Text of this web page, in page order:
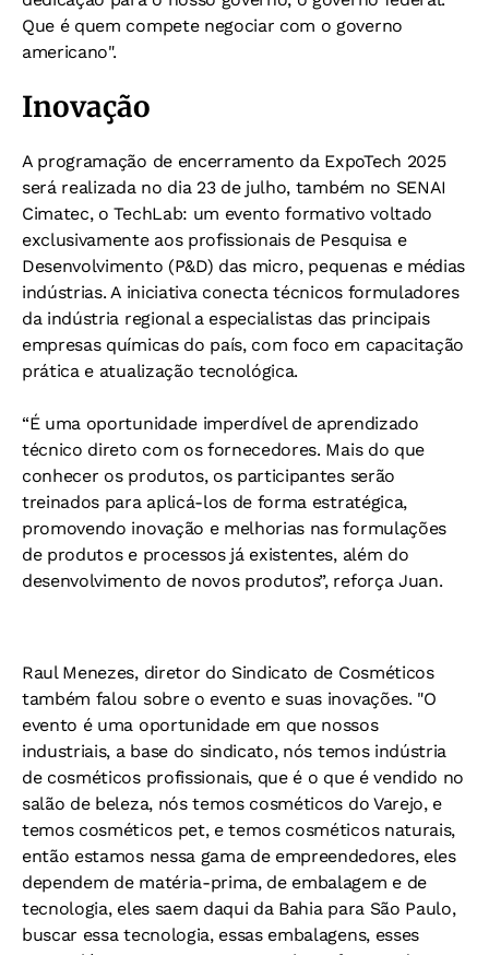
Que é quem compete negociar com o governo
americano".
Inovação
A programação de encerramento da ExpoTech 2025
será realizada no dia 23 de julho, também no SENAI
Cimatec, o TechLab: um evento formativo voltado
exclusivamente aos profissionais de Pesquisa e
Desenvolvimento (P&D) das micro, pequenas e médias
indústrias. A iniciativa conecta técnicos formuladores
da indústria regional a especialistas das principais
empresas químicas do país, com foco em capacitação
prática e atualização tecnológica.
“É uma oportunidade imperdível de aprendizado
técnico direto com os fornecedores. Mais do que
conhecer os produtos, os participantes serão
treinados para aplicá-los de forma estratégica,
promovendo inovação e melhorias nas formulações
de produtos e processos já existentes, além do
desenvolvimento de novos produtos”, reforça Juan.
Raul Menezes, diretor do Sindicato de Cosméticos
também falou sobre o evento e suas inovações. "O
evento é uma oportunidade em que nossos
industriais, a base do sindicato, nós temos indústria
de cosméticos profissionais, que é o que é vendido no
salão de beleza, nós temos cosméticos do Varejo, e
temos cosméticos pet, e temos cosméticos naturais,
então estamos nessa gama de empreendedores, eles
dependem de matéria-prima, de embalagem e de
tecnologia, eles saem daqui da Bahia para São Paulo,
buscar essa tecnologia, essas embalagens, esses